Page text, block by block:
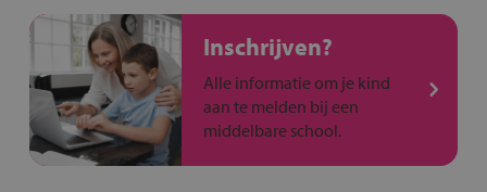
Inschrijven?
Alle informatie om je kind
aan te melden bij een
middelbare school.